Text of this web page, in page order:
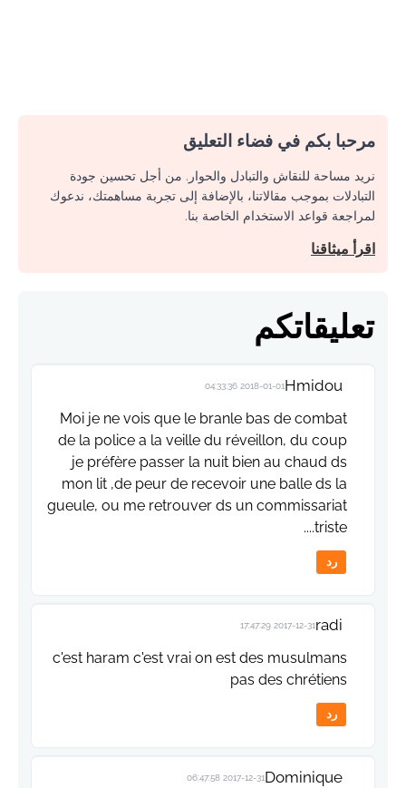
مرحبا بكم في فضاء التعليق
نريد مساحة للنقاش والتبادل والحوار. من أجل تحسين جودة
التبادلات بموجب مقالاتنا، بالإضافة إلى تجربة مساهمتك، ندعوك
لمراجعة قواعد الاستخدام الخاصة بنا.
اقرأ ميثاقنا
تعليقاتكم
Hmidou
2018-01-01 04:33:36
Moi je ne vois que le branle bas de combat
de la police a la veille du réveillon, du coup
je préfère passer la nuit bien au chaud ds
mon lit ,de peur de recevoir une balle ds la
gueule, ou me retrouver ds un commissariat
...triste.
رد
radi
2017-12-31 17:47:29
c'est haram c'est vrai on est des musulmans
pas des chrétiens
رد
Dominique
2017-12-31 06:47:58